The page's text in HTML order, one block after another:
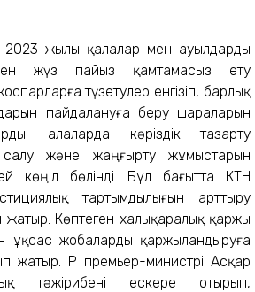
2023 жылы қалалар мен ауылдарды
жүз пайыз қамтамасыз ету
түзетулер енгізіп, барлық
пайдалануға беру шараларын
Қалаларда кәріздік тазарту
және жаңғырту жұмыстарын
көңіл бөлінді. Бұл бағытта КТН
тартымдылығын арттыру
жатыр. Көптеген халықаралық қаржы
ұқсас жобаларды қаржыландыруға
жатыр. ҚР премьер-министрі Асқар
тәжірибені ескере отырып,